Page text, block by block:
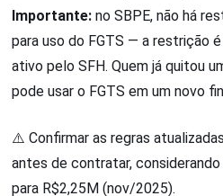
Importante: no SBPE, não há
para uso do FGTS — a restrição
ativo pelo SFH. Quem já quitou
pode usar o FGTS em um novo
⚠️ Confirmar as regras
antes de contratar,
para R$2,25M (nov/2025).